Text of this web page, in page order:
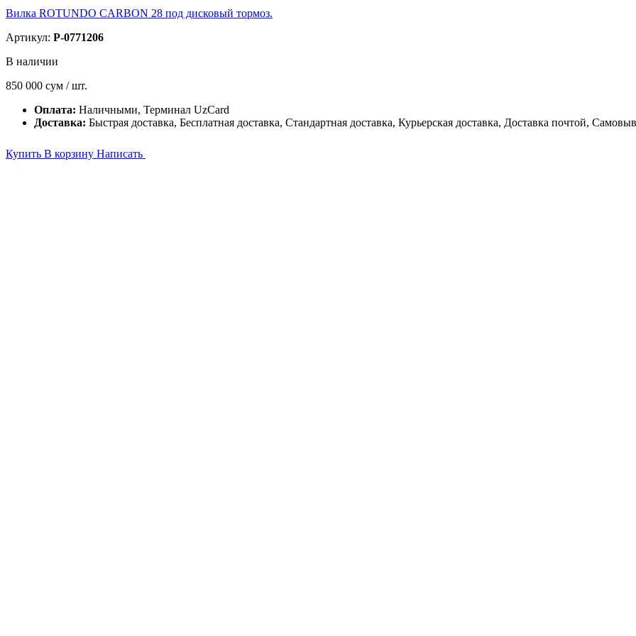
Вилка ROTUNDO CARBON 28 под дисковый тормоз.
Артикул: P-0771206
В наличии
850 000 сум / шт.
Оплата: Наличными, Терминал UzCard
Доставка: Быстрая доставка, Бесплатная доставка, Стандартная доставка, Курьерская доставка, Доставка почтой,
Купить В корзину Написать